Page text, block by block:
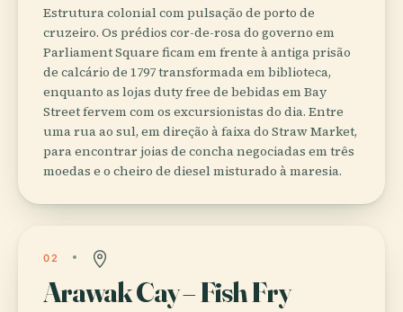
Estrutura colonial com pulsação de porto de
cruzeiro. Os prédios cor-de-rosa do governo em
Parliament Square ficam em frente à antiga prisão
de calcário de 1797 transformada em biblioteca,
enquanto as lojas duty free de bebidas em Bay
Street fervem com os excursionistas do dia. Entre
uma rua ao sul, em direção à faixa do Straw Market,
para encontrar joias de concha negociadas em três
moedas e o cheiro de diesel misturado à maresia.
02
Arawak Cay – Fish Fry